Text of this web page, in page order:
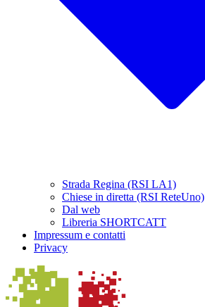
Strada Regina (RSI LA1)
Chiese in diretta (RSI ReteUno)
Dal web
Libreria SHORTCATT
Impressum e contatti
Privacy